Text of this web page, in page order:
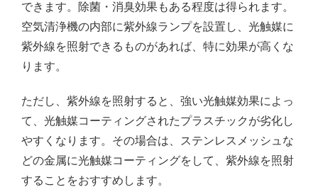
できます。除菌・消臭効果もある程度は得られます。
空気清浄機の内部に紫外線ランプを設置し、光触媒に
紫外線を照射できるものがあれば、特に効果が高くな
ります。
ただし、紫外線を照射すると、強い光触媒効果によっ
て、光触媒コーティングされたプラスチックが劣化し
やすくなります。その場合は、ステンレスメッシュな
どの金属に光触媒コーティングをして、紫外線を照射
することをおすすめします。